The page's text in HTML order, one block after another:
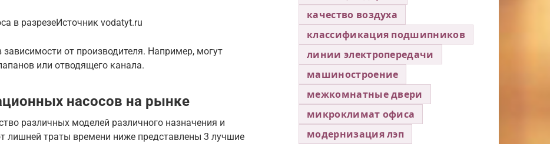
в разрезеИсточник vodatyt.ru
от производителя. Например, могут
или отводящего канала.
насосов на рынке
различных моделей различного назначения и
лишней траты времени ниже представлены 3 лучшие
качество воздуха
классификация подшипников
линии электропередачи
машиностроение
межкомнатные двери
микроклимат офиса
модернизация лэп